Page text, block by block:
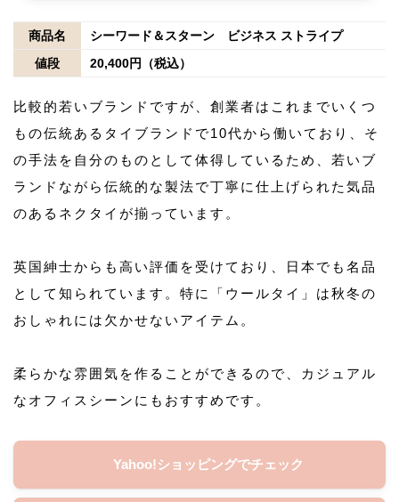
商品名
シーワード＆スターン ビジネス ストライプ
値段
20,400円（税込）
比較的若いブランドですが、創業者はこれまでいくつ
もの伝統あるタイブランドで10代から働いており、そ
の手法を自分のものとして体得しているため、若いブ
ランドながら伝統的な製法で丁寧に仕上げられた気品
のあるネクタイが揃っています。
英国紳士からも高い評価を受けており、日本でも名品
として知られています。特に「ウールタイ」は秋冬の
おしゃれには欠かせないアイテム。
柔らかな雰囲気を作ることができるので、カジュアル
なオフィスシーンにもおすすめです。
Yahoo!ショッピングでチェック